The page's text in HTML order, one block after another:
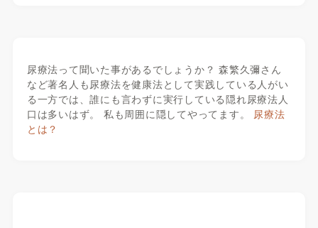
尿療法って聞いた事があるでしょうか？ 森繁久彌さん
など著名人も尿療法を健康法として実践している人がい
る一方では、誰にも言わずに実行している隠れ尿療法人
口は多いはず。 私も周囲に隠してやってます。 尿療法
とは？